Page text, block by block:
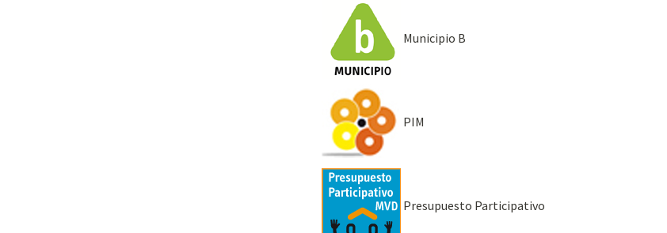
Municipio B
PIM
Presupuesto Participativo